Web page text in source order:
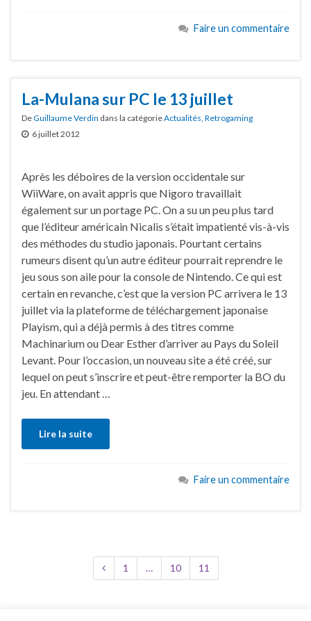
Faire un commentaire
La-Mulana sur PC le 13 juillet
DeGuillaume Verdin dans la catégorieActualités Retrogaming
6 juillet 2012
Après les déboires de la version occidentale sur
WiiWare, on avait appris que Nigoro travaillait
également sur un portage PC. On a su un peu plus tard
que l’éditeur américain Nicalis s’était impatienté vis-à-vis
des méthodes du studio japonais. Pourtant certains
rumeurs disent qu’un autre éditeur pourrait reprendre le
jeu sous son aile pour la console de Nintendo. Ce qui est
certain en revanche, c’est que la version PC arrivera le 13
juillet via la plateforme de téléchargement japonaise
Playism, qui a déjà permis à des titres comme
Machinarium ou Dear Esther d’arriver au Pays du Soleil
Levant. Pour l’occasion, un nouveau site a été créé, sur
lequel on peut s’inscrire et peut-être remporter la BO du
jeu. En attendant …
Lire la suite
Faire un commentaire
1 … 10 11